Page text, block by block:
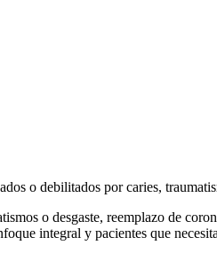
o debilitados por caries,
o desgaste, reemplazo de
integral y pacientes que